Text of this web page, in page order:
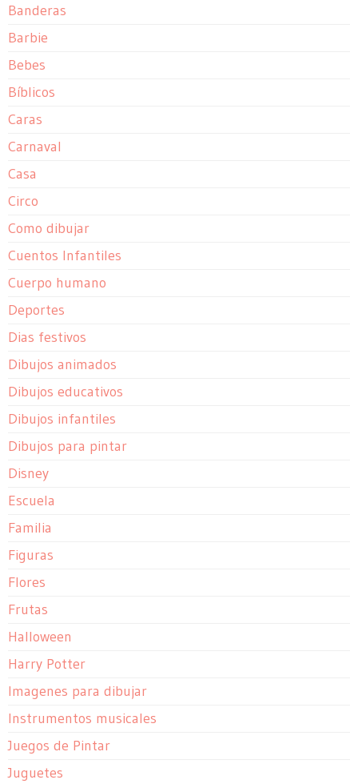
Banderas
Barbie
Bebes
Bíblicos
Caras
Carnaval
Casa
Circo
Como dibujar
Cuentos Infantiles
Cuerpo humano
Deportes
Dias festivos
Dibujos animados
Dibujos educativos
Dibujos infantiles
Dibujos para pintar
Disney
Escuela
Familia
Figuras
Flores
Frutas
Halloween
Harry Potter
Imagenes para dibujar
Instrumentos musicales
Juegos de Pintar
Juguetes